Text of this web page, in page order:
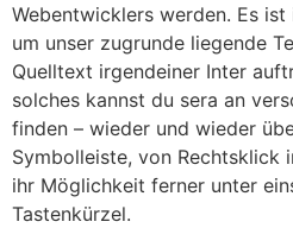
Webentwicklers werden. Es
um unser zugrunde liegende
Quelltext irgendeiner Inter
solches kannst du sera an
finden – wieder und wieder
Symbolleiste, von Rechtsklick
ihr Möglichkeit ferner unter
Tastenkürzel.